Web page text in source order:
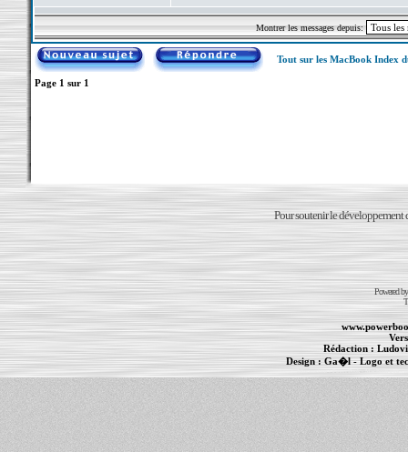
Montrer les messages depuis:
Tout sur les MacBook Index
Page 1 sur 1
Pour soutenir le développement
Powered
Rédaction :
Design : Ga�l- Logo et
Informations : PowerBook-